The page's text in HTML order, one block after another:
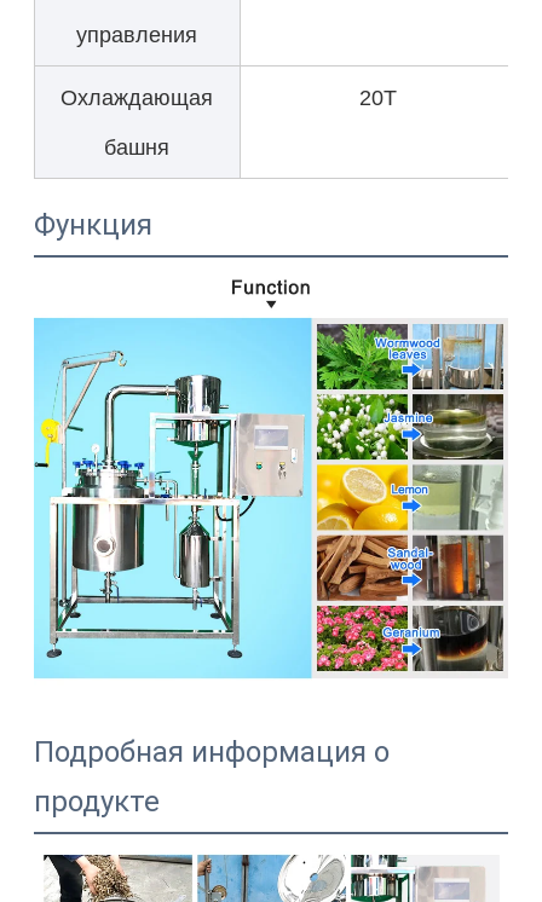
управления
Охлаждающая
башня
20T
Функция
Подробная информация о
продукте